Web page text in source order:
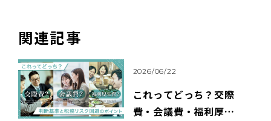
関連記事
2026/06/22
これってどっち？交際
費・会議費・福利厚生